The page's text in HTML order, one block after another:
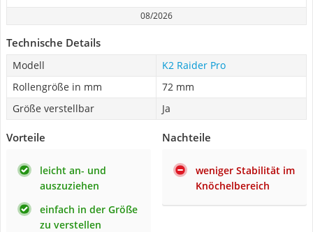
08/2026
Technische Details
Modell
K2 Raider Pro
Rollengröße in mm
72 mm
Größe verstellbar
Ja
Vorteile
leicht an- und
auszuziehen
einfach in der Größe
zu verstellen
Nachteile
weniger Stabilität im
Knöchelbereich